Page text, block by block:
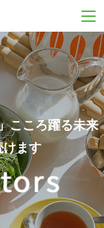
こころ躍る未来
けます